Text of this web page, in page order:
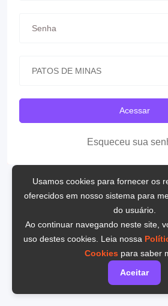
Usamos cookies para fornecer os
oferecidos em nosso sistema para
do usuário.
Ao continuar navegando neste site,
uso destes cookies. Leia nossa
Cookies para saber
Aceitar
PATOS DE MINAS
Acessar
Esqueceu sua